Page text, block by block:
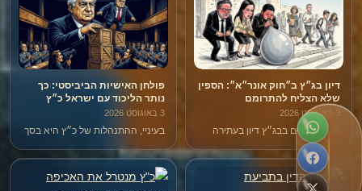
החלטה של יו"ר ועדת הבחירות
המרכזית. מה לעשות.
ורשימות בקלפי לדווח ביישומון מי
מימש את זכות הבחירה שלו".
דיון בג״ץ ב״חוק אונר״א״: הספין
שלא הצליח להתרומם
היום התקיים בבג״ץ דיון בעתירה
נגד ״חוק אונר״א״, שנחקק בכנסת
בשלהי 2024.
פולחן האישיות הביביסטי: כך
נותר הליכוד עם ישראל כ״ץ
3 באוגוסט 2026
בעיניי, ההתנהלות של כ״ץ היא בסך
וההאלהה של אחד בשם בנימין
נתניהו.